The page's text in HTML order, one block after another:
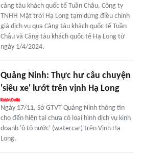
cảng tàu khách quốc tế Tuần Châu, Công ty
TNHH Mặt trời Hạ Long tạm dừng điều chỉnh
giá dịch vụ qua Cảng tàu khách quốc tế Tuần
Châu và Cảng tàu khách quốc tế Hạ Long từ
ngày 1/4/2024.
Quảng Ninh: Thực hư câu chuyện
'siêu xe' lướt trên vịnh Hạ Long
Ngày 17/11, Sở GTVT Quảng Ninh thông tin
cho đến hiện tại chưa có loại hình dịch vụ kinh
doanh 'ô tô nước' (watercar) trên Vịnh Hạ
Long.